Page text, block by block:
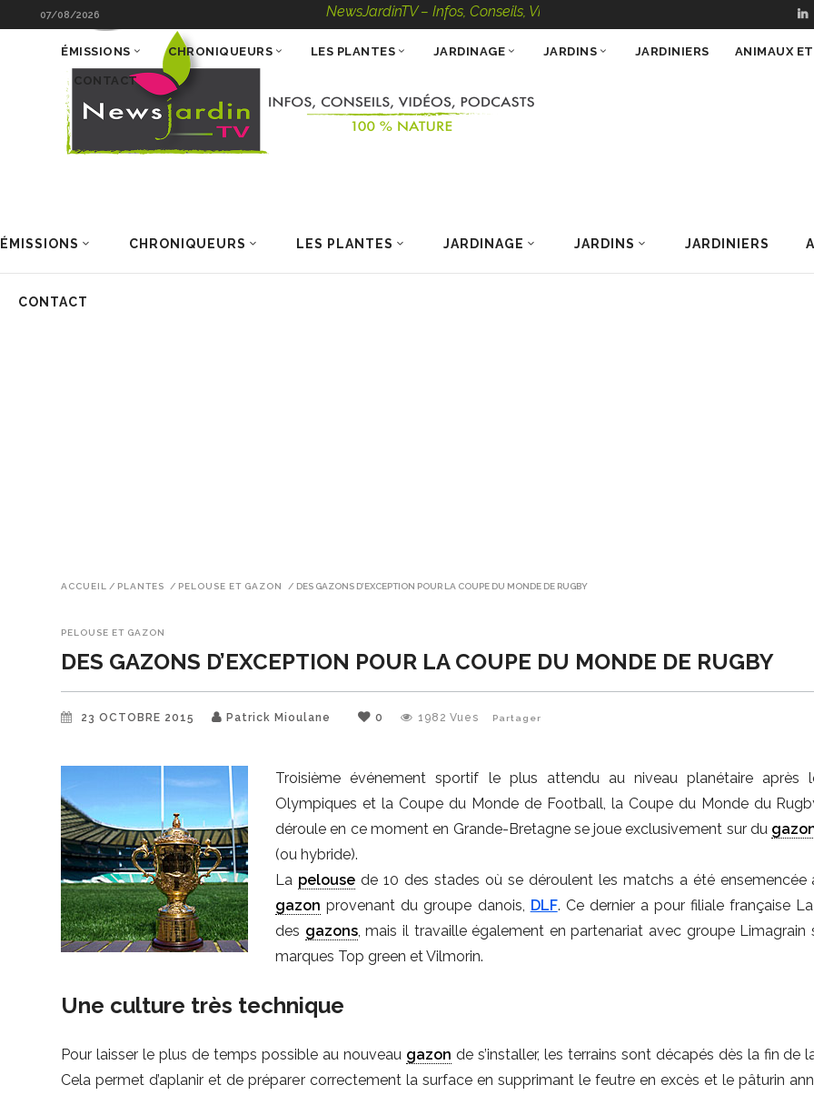
07/08/2026 NewsJardinTV – Infos, Conseils, Vidéos, Podcasts – 100 % Nature
ÉMISSIONS CHRONIQUEURS LES PLANTES JARDINAGE JARDINS JARDINIERS
CONTACT
ÉMISSIONS CHRONIQUEURS LES PLANTES JARDINAGE JARDINS JARDINIERS ANIMAUX
CONTACT
ACCUEIL / PLANTES / PELOUSE ET GAZON / DES GAZONS D’EXCEPTION POUR LA COUPE DU MONDE DE RUGBY
PELOUSE ET GAZON
DES GAZONS D’EXCEPTION POUR LA COUPE DU MONDE DE RUGBY
23 OCTOBRE 2015 Patrick Mioulane 0 1982 Vues Partager
Troisième événement sportif le plus attendu au niveau planétaire après
Olympiques et la Coupe du Monde de Football, la Coupe du Monde du
déroule en ce moment en Grande-Bretagne se joue exclusivement sur du
(ou hybride).
La pelouse de 10 des stades où se déroulent les matchs a été ensemencée
gazon provenant du groupe danois, DLF. Ce dernier a pour filiale française
des gazons, mais il travaille également en partenariat avec groupe Limagrain
marques Top green et Vilmorin.
Une culture très technique
Pour laisser le plus de temps possible au nouveau gazon de s’installer, les terrains sont décapés dès la fin de
Cela permet d’aplanir et de préparer correctement la surface en supprimant le feutre en excès et le pâturin